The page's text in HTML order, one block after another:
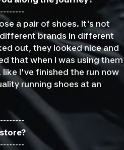
a pair of shoes. It's not
brands in different
out, they looked nice and
that when I was using them
I've finished the run now
running shoes at an